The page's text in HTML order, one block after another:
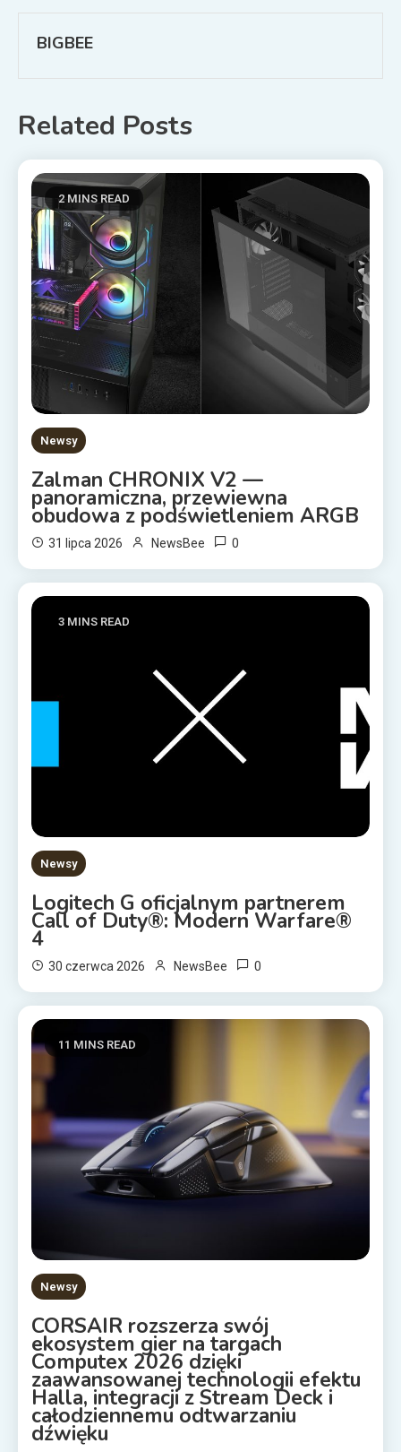
BIGBEE
Related Posts
2 MINS READ
Newsy
Zalman CHRONIX V2 —
panoramiczna, przewiewna
obudowa z podświetleniem ARGB
31 lipca 2026 NewsBee 0
3 MINS READ
Newsy
Logitech G oficjalnym partnerem
Call of Duty®: Modern Warfare®
4
30 czerwca 2026 NewsBee 0
11 MINS READ
Newsy
CORSAIR rozszerza swój
ekosystem gier na targach
Computex 2026 dzięki
zaawansowanej technologii efektu
Halla, integracji z Stream Deck i
całodziennemu odtwarzaniu
dźwięku